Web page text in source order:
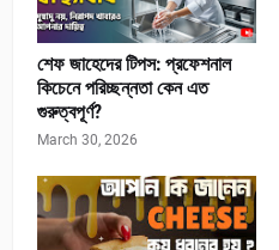
শেফ জাহেদের টিপস: প্রফেশনাল
কিচেনে পরিচ্ছন্নতা কেন এত
গুরুত্বপূর্ণ?
March 30, 2026